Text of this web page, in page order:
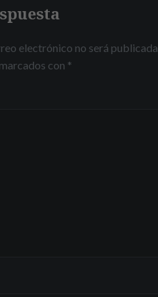
electrónico no será publicada.
con *